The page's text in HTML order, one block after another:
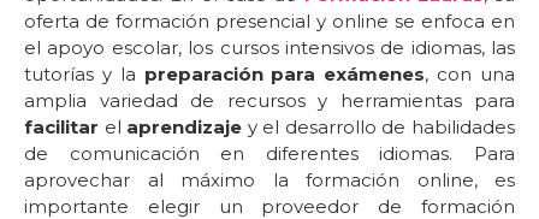
oferta de formación presencial y online se enfoca en
el apoyo escolar, los cursos intensivos de idiomas, las
tutorías y la preparación para exámenes, con una
amplia variedad de recursos y herramientas para
facilitar el aprendizaje y el desarrollo de habilidades
de comunicación en diferentes idiomas. Para
aprovechar al máximo la formación online, es
importante elegir un proveedor de formación